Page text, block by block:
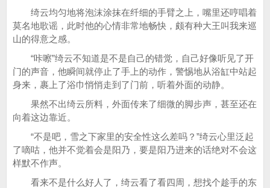
绮云均匀地将泡沫涂抹在纤细的手臂之上，嘴里还哼唱着
莫名地歌谣，此时他的心情非常地畅快，颇有种大王叫我来巡
山的得意之感。
“咔嚓”绮云不知道是不是自己的错觉，自己好像听见了开
门的声音，他瞬间就停止了手上的动作，警惕地从浴缸中站起
身来，裹上了浴巾悄悄走到了门前，听着外面的动静。
果然不出绮云所料，外面传来了细微的脚步声，甚至还在
向着这边靠近。
“不是吧，雪之下家里的安全性这么差吗？”绮云心里泛起
了嘀咕，他并不觉着会是阳乃，要是阳乃进来的话绝对不会这
样默不作声。
看来不是什么好人了，绮云看了看四周，想找个趁手的东